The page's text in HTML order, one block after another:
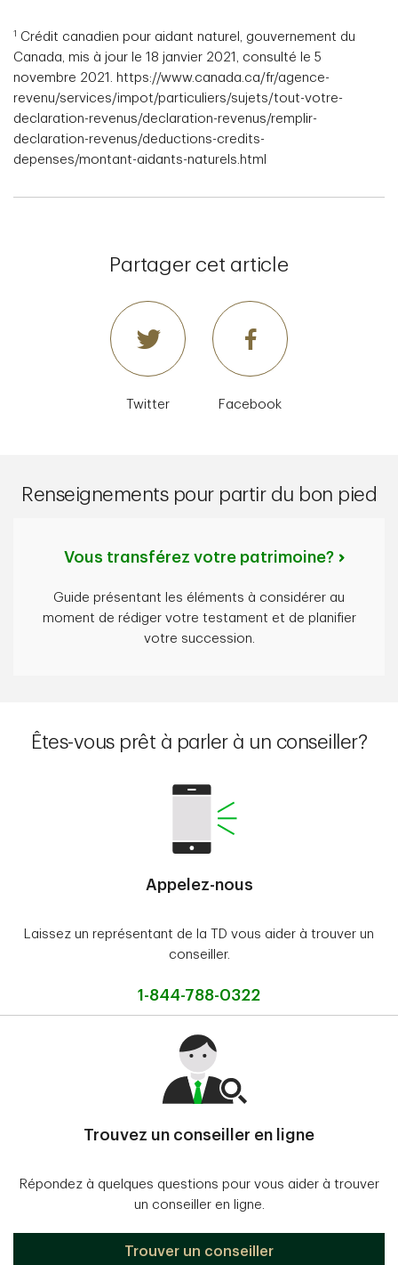
1
Crédit canadien pour aidant naturel, gouvernement du
Canada, mis à jour le 18 janvier 2021, consulté le 5
novembre 2021. https://www.canada.ca/fr/agence-
revenu/services/impot/particuliers/sujets/tout-votre-
declaration-revenus/declaration-revenus/remplir-
declaration-revenus/deductions-credits-
depenses/montant-aidants-naturels.html
Partager cet article
Twitter Facebook
Renseignements pour partir du bon pied
Vous transférez votre patrimoine?
Guide présentant les éléments à considérer au
moment de rédiger votre testament et de planifier
votre succession.
Êtes-vous prêt à parler à un conseiller?
Appelez-nous
Laissez un représentant de la TD vous aider à trouver un
conseiller.
1-844-788-0322
Trouvez un conseiller en ligne
Répondez à quelques questions pour vous aider à trouver
un conseiller en ligne.
Trouver un conseiller